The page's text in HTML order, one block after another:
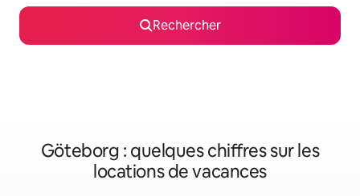
Rechercher
Göteborg : quelques chiffres sur les
locations de vacances